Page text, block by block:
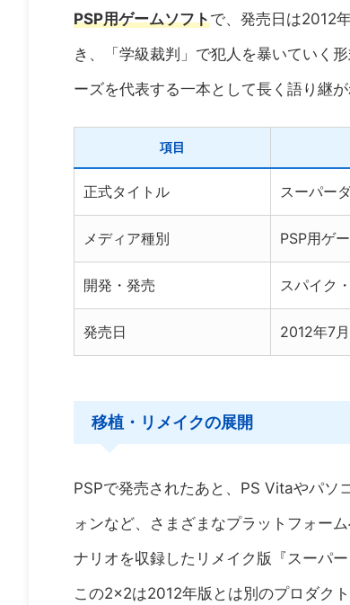
PSP用ゲームソフトで、発売日は2012
き、「学級裁判」で犯人を暴いていく
ーズを代表する一本として長く語り継が
項目
正式タイトル スーパー
メディア種別 PSP用ゲ
開発・発売 スパイク
発売日 2012年7
移植・リメイクの展開
PSPで発売されたあと、PS Vitaやパ
ォンなど、さまざまなプラットフォー
ナリオを収録したリメイク版『スーパ
この2×2は2012年版とは別のプロダク